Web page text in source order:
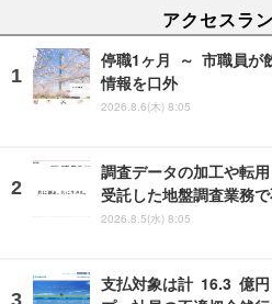
アクセスラ
停職1ヶ月 ～ 市職員が
情報を口外
2026.8.6(木) 8:05
調査データの加工や転
受託した地盤調査業務
2026.8.5(水) 8:05
支払対象は計 16.3 億